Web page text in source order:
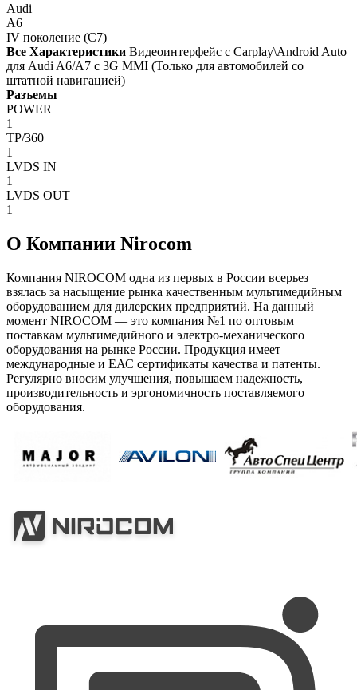
Audi
A6
IV поколение (C7)
Все Характеристики Видеоинтерфейс с Carplay\Android Auto
для Audi A6/A7 c 3G MMI (Только для автомобилей со
штатной навигацией)
Разъемы
POWER
1
TP/360
1
LVDS IN
1
LVDS OUT
1
О Компании Nirocom
Компания NIROCOM одна из первых в России всерьез
взялась за насыщение рынка качественным мультимедийным
оборудованием для дилерских предприятий. На данный
момент NIROCOM — это компания №1 по оптовым
поставкам мультимедийного и электро-механического
оборудования на рынке России. Продукция имеет
международные и ЕАС сертификаты качества и патенты.
Регулярно вносим улучшения, повышаем надежность,
производительность и эргономичность поставляемого
оборудования.